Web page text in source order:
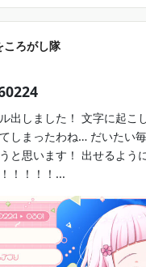
ころがし隊
出しました！ 文字に起こ
しまったわね… だいたい
と思います！ 出せるよう
！！！！...